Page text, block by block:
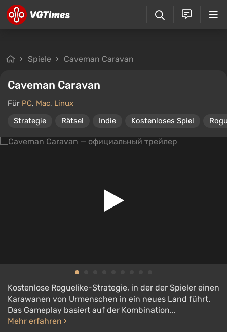
Spiele Caveman Caravan
Caveman Caravan
Für PC, Mac, Linux
Strategie
Rätsel Indie Kostenloses Spiel
Kostenlose Roguelike-Strategie, in der der Spieler einen
Karawanen von Urmenschen in ein neues Land führt.
Das Gameplay basiert auf der Kombination...
Mehr erfahren